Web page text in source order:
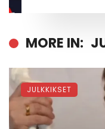
MORE IN:
JULKKIKSET